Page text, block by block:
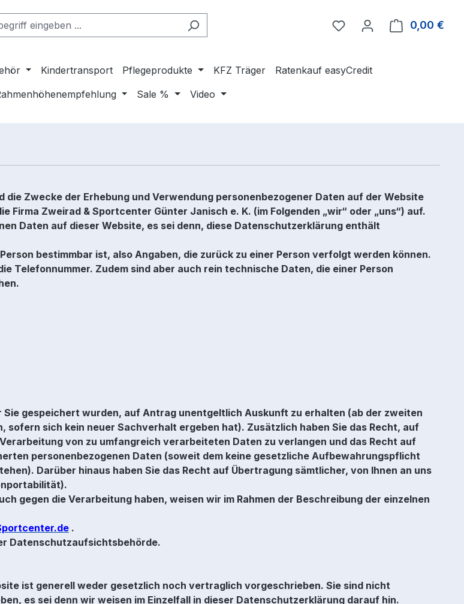
Du hast 0 Produkte auf
0,00 €
Kindertransport Pflegeprodukte KFZ Träger
Ratenkauf easyCredit
Sale % Video
Zwecke der Erhebung und Verwendung personenbezogener Daten auf der Website
Firma Zweirad & Sportcenter Günter Janisch e. K. (im Folgenden „wir“ oder „uns“) auf.
Daten auf dieser Website, es sei denn, diese Datenschutzerklärung enthält
bestimmbar ist, also Angaben, die zurück zu einer Person verfolgt werden können.
Telefonnummer. Zudem sind aber auch rein technische Daten, die einer Person
Sie gespeichert wurden, auf Antrag unentgeltlich Auskunft zu erhalten (ab der zweiten
sofern sich kein neuer Sachverhalt ergeben hat). Zusätzlich haben Sie das Recht, auf
von zu umfangreich verarbeiteten Daten zu verlangen und das Recht auf
personenbezogenen Daten (soweit dem keine gesetzliche Aufbewahrungspflicht
Darüber hinaus haben Sie das Recht auf Übertragung sämtlicher, von Ihnen an uns
gegen die Verarbeitung haben, weisen wir im Rahmen der Beschreibung der einzelnen
.
Datenschutzaufsichtsbehörde.
ist generell weder gesetzlich noch vertraglich vorgeschrieben. Sie sind nicht
es sei denn wir weisen im Einzelfall in dieser Datenschutzerklärung darauf hin.